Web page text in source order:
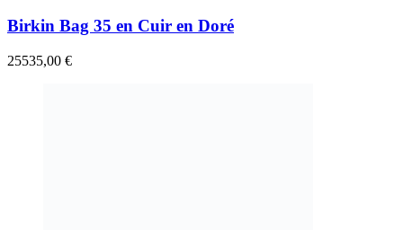
Birkin Bag 35 en Cuir en Doré
25535,00 €